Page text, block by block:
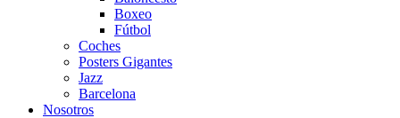
Boxeo
Fútbol
Coches
Posters Gigantes
Jazz
Barcelona
Nosotros